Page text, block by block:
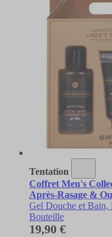
Tentation
Coffret Men's
Après-Rasage &
Gel Douche et Bain,
Bouteille
19,90 €